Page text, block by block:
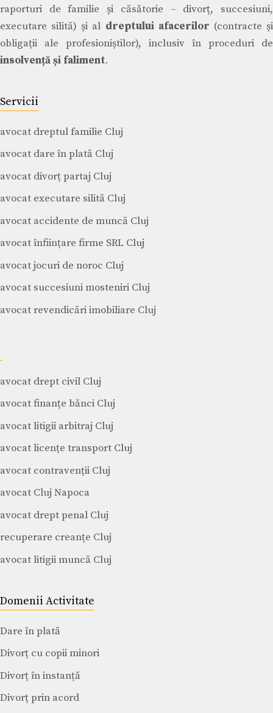
raporturi de familie și căsătorie – divorț, succesiuni,
executare silită) și al dreptului afacerilor (contracte și
obligații ale profesioniștilor), inclusiv în proceduri de
insolvență și faliment.
Servicii
avocat dreptul familie Cluj
avocat dare în plată Cluj
avocat divorț partaj Cluj
avocat executare silită Cluj
avocat accidente de muncă Cluj
avocat înființare firme SRL Cluj
avocat jocuri de noroc Cluj
avocat succesiuni mosteniri Cluj
avocat revendicări imobiliare Cluj
avocat drept civil Cluj
avocat finanțe bănci Cluj
avocat litigii arbitraj Cluj
avocat licențe transport Cluj
avocat contravenții Cluj
avocat Cluj Napoca
avocat drept penal Cluj
recuperare creanțe Cluj
avocat litigii muncă Cluj
Domenii Activitate
Dare în plată
Divorț cu copii minori
Divorț în instanță
Divorț prin acord